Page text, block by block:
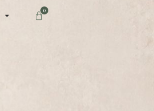
0
Carrito